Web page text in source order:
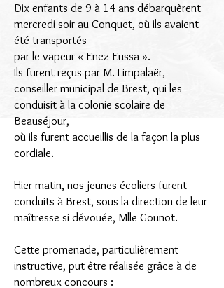
Dix enfants de 9 à 14 ans débarquèrent
mercredi soir au Conquet, où ils avaient
été transportés
par le vapeur « Enez-Eussa ».
Ils furent reçus par M. Limpalaër,
conseiller municipal de Brest, qui les
conduisit à la colonie scolaire de
Beauséjour,
où ils furent accueillis de la façon la plus
cordiale.
Hier matin, nos jeunes écoliers furent
conduits à Brest, sous la direction de leur
maîtresse si dévouée, Mlle Gounot.
Cette promenade, particulièrement
instructive, put être réalisée grâce à de
nombreux concours :